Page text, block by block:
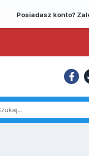
Posiadasz konto?